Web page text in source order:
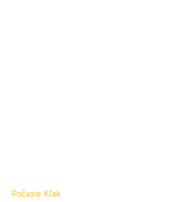
Počasie Kľak